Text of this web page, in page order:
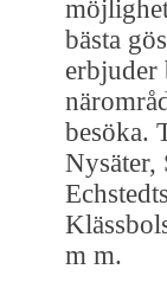
bästa
erbjuder
besöka.
m m.